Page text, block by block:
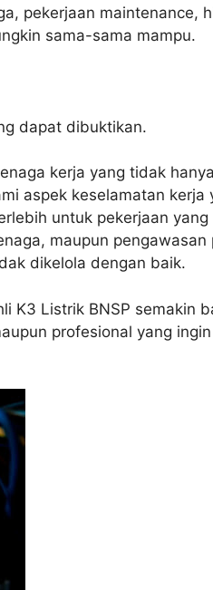
pekerjaan maintenance,
sama-sama mampu.
dapat dibuktikan.
kerja yang tidak
aspek keselamatan kerja
untuk pekerjaan
maupun pengawasan
dikelola dengan baik.
K3 Listrik BNSP semakin
profesional yang